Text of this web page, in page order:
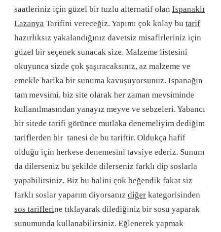
saatleriniz için güzel bir tuzlu alternatif olan Ispanaklı
Lazanya Tarifini vereceğiz. Yapımı çok kolay bu tarif
hazırlıksız yakalandığınız davetsiz misafirleriniz için
güzel bir seçenek sunacak size. Malzeme listesini
okuyunca sizde çok şaşıracaksınız, az malzeme ve
emekle harika bir sunuma kavuşuyorsunuz. Ispanağın
tam mevsimi, biz site olarak her zaman mevsiminde
kullanılmasından yanayız meyve ve sebzeleri. Yabancı
bir sitede tarifi görünce mutlaka denemeliyim dediğim
tariflerden bir tanesi de bu tariftir. Oldukça hafif
olduğu için herkese denemesini tavsiye ederiz. Sunum
da dilerseniz bu şekilde dilerseniz farklı dip soslarla
yapabilirsiniz. Biz bu halini çok beğendik fakat siz
farklı soslar yaparım diyorsanız diğer kategorisinden
sos tariflerine tıklayarak dilediğiniz bir sosu yaparak
sunumunda kullanabilirsiniz. Eğlenerek yapmak